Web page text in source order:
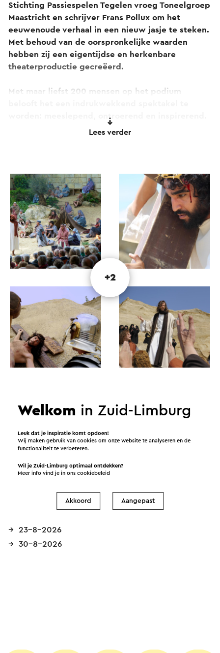
Stichting Passiespelen Tegelen vroeg Toneelgroep
Maastricht en schrijver Frans Pollux om het
eeuwenoude verhaal in een nieuw jasje te steken.
Met behoud van de oorspronkelijke waarden
hebben zij een eigentijdse en herkenbare
theaterproductie gecreëerd.
Met maar liefst 200 mensen op het podium
worden: meeslepend, ontroerend en inspirerend.
Deze nieuwe uitvoering zal trouwe bezoekers
Eén ding staat vast: niemand verlaat onberoerd de
voorstelling.
Lees verder
+2
Data
23-8-2026
30-8-2026
Welkom in Zuid-Limburg
Leuk dat je inspiratie komt opdoen!
Wij maken gebruik van cookies om onze website te analyseren en de
functionaliteit te verbeteren.
Wil je Zuid-Limburg optimaal ontdekken?
Meer info vind je in onscookiebeleid
Akkoord Aangepast